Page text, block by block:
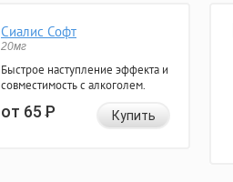
Сиалис Софт
20мг
Быстрое наступление эффекта и
совместимость с алкоголем.
от 65Р Купить